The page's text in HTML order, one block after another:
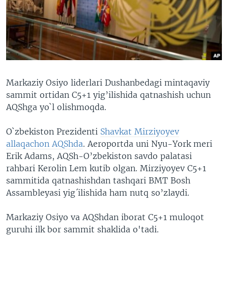
MOBIL-SALOM!
VIDEO
XABARLAR SURATLARDA
INSTAGRAM
ODNOKLASSNIKI
TELEGRAM
TWITTER
SOUNDCLOUD
Learning English
VOA
Markaziy Osiyo liderlari Dushanbedagi mintaqaviy
sammit ortidan C5+1 yig’ilishida qatnashish uchun
AQShga yo`l olishmoqda.
O`zbekiston Prezidenti Shavkat Mirziyoyev
allaqachon AQShda. Aeroportda uni Nyu-York meri
Erik Adams, AQSh-O’zbekiston savdo palatasi
rahbari Kerolin Lem kutib olgan. Mirziyoyev C5+1
sammitida qatnashishdan tashqari BMT Bosh
Assambleyasi yig´ilishida ham nutq so’zlaydi.
Markaziy Osiyo va AQShdan iborat C5+1 muloqot
guruhi ilk bor sammit shaklida o'tadi.